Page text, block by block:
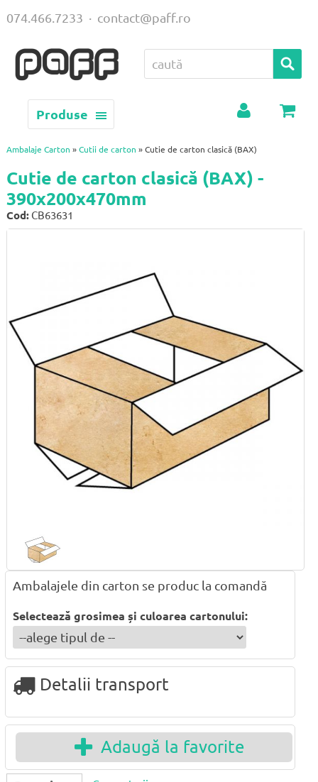
Produse
074.466.7233 · contact@paff.ro
Ambalaje Carton » Cutii de carton » Cutie de carton clasică (BAX)
Cutie de carton clasică (BAX) -
390x200x470mm
Cod: CB63631
Ambalajele din carton se produc la comandă
Selectează grosimea și culoarea cartonului:
Detalii transport
Adaugă la favorite